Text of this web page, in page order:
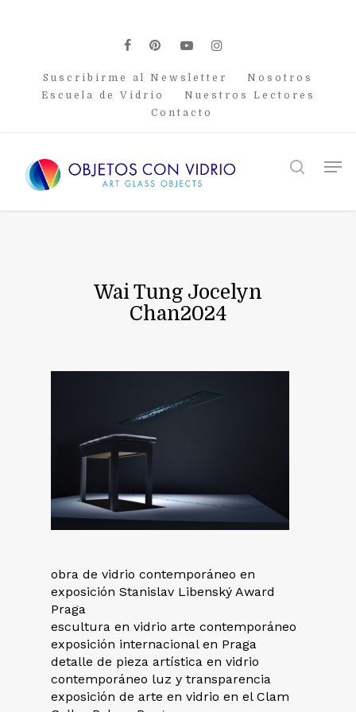
facebook
pinterest
youtubeinstagram
Suscribirme al Newsletter
Nosotros
Escuela de Vidrio
Nuestros Lectores
Contacto
search
Wai Tung Jocelyn
Chan2024
obra de vidrio contemporáneo en
exposición Stanislav Libenský Award
Praga
escultura en vidrio arte contemporáneo
exposición internacional en Praga
detalle de pieza artística en vidrio
contemporáneo luz y transparencia
exposición de arte en vidrio en el Clam